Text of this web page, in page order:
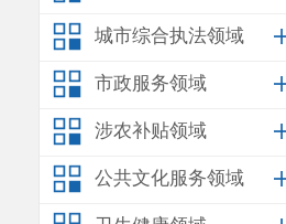
城市综合执法领域
市政服务领域
涉农补贴领域
公共文化服务领域